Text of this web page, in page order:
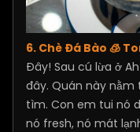
6. Chè Đá Bào 🧊
Đây! Sau cú lừa ở
đây. Quán này nằm
tìm. Con em tui nó
nó fresh, nó mát